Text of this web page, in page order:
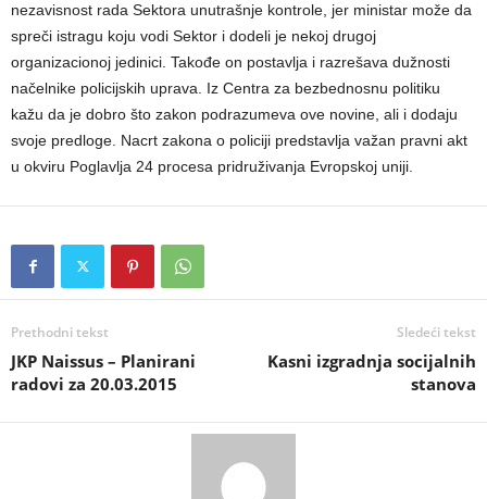
nezavisnost rada Sektora unutrašnje kontrole, jer ministar može da
spreči istragu koju vodi Sektor i dodeli je nekoj drugoj
organizacionoj jedinici. Takođe on postavlja i razrešava dužnosti
načelnike policijskih uprava. Iz Centra za bezbednosnu politiku
kažu da je dobro što zakon podrazumeva ove novine, ali i dodaju
svoje predloge. Nacrt zakona o policiji predstavlja važan pravni akt
u okviru Poglavlja 24 procesa pridruživanja Evropskoj uniji.
Prethodni tekst
JKP Naissus – Planirani
radovi za 20.03.2015
Sledeći tekst
Kasni izgradnja socijalnih
stanova